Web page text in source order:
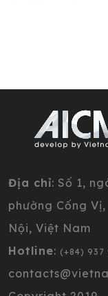
Địa chỉ: Số 1,
phường Cống
Nội, Việt Nam
Hotline: (+84) 937